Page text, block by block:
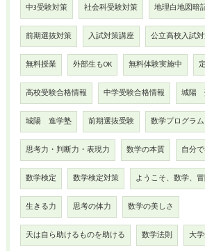
中3受験対策 社会科受験対策 地理白地図暗
前期選抜対策 入試対策講座 公立高校入試
無料授業 外部生もOK 無料体験実施中
高校受験合格情報 中学受験合格情報 城陽
城陽 進学塾 前期選抜受験 数学プログラム
思考力・判断力・表現力 数学の本質 自分
数学検定 数学検定対策 ようこそ、数学、冒
生きる力 思考の体力 数学の美しさ
天は自ら助けるものを助ける 数学法則 大